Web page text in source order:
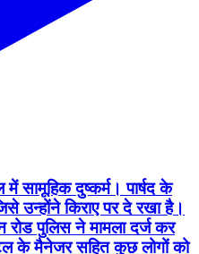
सामूहिक दुष्कर्म। पार्षद के
उन्होंने किराए पर दे रखा है।
रोड पुलिस ने मामला दर्ज कर
के मैनेजर सहित कुछ लोगों को